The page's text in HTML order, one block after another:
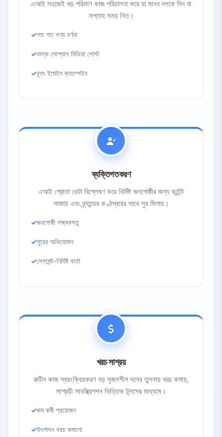
এআই সহজেই বড় পরিমাণ কাজ পরিচালনা করে যা মানব দলকে দিন বা
সপ্তাহ সময় নিত।
শত শত পণ্য বর্ণনা
বাল্ক সোশ্যাল মিডিয়া পোস্ট
বৃহৎ ইমেইল ক্যাম্পেইন
ব্যক্তিগতকরণ
এআই শ্রোতা ডেটা বিশ্লেষণ করে নির্দিষ্ট জনগোষ্ঠীর জন্য কন্টেন্ট
সাজায় এবং ব্র্যান্ডের কণ্ঠস্বরের সাথে সুর মিলায়।
জনগোষ্ঠী লক্ষ্যবস্তু
সুরের অভিযোজন
সেগমেন্ট-নির্দিষ্ট বার্তা
খরচ সাশ্রয়
রুটিন কাজ স্বয়ংক্রিয়করণ বড় সৃজনশীল দলের তুলনায় খরচ কমায়,
সাশ্রয়ী সাবস্ক্রিপশন ভিত্তিক টুলসের মাধ্যমে।
কম কর্মী প্রয়োজন
উৎপাদন খরচ কমানো